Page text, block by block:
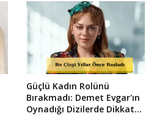
Güçlü Kadın Rolünü
Bırakmadı: Demet Evgar'ın
Oynadığı Dizilerde Dikkat